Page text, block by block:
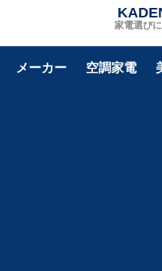
家電選び
メーカー 空調家電